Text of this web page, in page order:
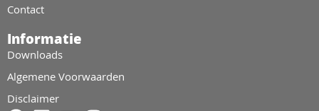
Informatie
Downloads
Algemene Voorwaarden
Disclaimer
Contact